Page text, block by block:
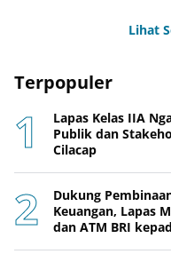
Lihat
Terpopuler
Lapas Kelas IIA
Publik dan
Cilacap
Dukung
Keuangan, Lapas
dan ATM BRI